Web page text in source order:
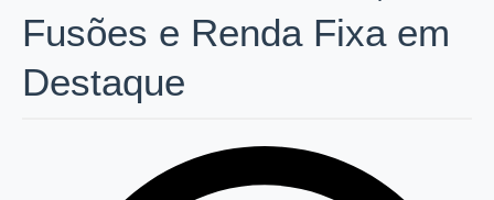
Fusões e Renda Fixa em
Destaque